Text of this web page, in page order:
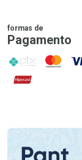
formas de
Pagamento
PIX
Hipercard